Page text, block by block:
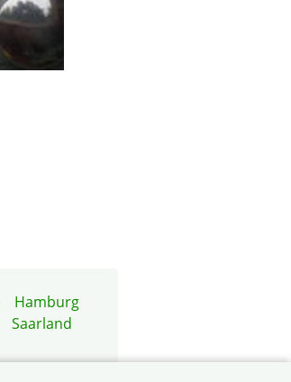
Hamburg
Saarland